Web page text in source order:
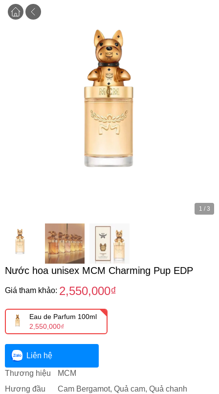
1 / 3
Nước hoa unisex MCM Charming Pup EDP
Giá tham khảo: 2,550,000₫
Eau de Parfum 100ml
2,550,000₫
Liên hệ
Thương hiệu
MCM
Hương đầu
Cam Bergamot, Quả cam, Quả chanh